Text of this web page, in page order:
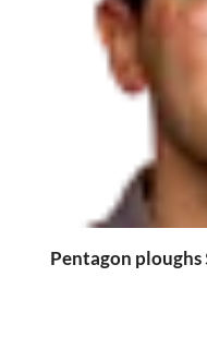
Pentagon ploughs